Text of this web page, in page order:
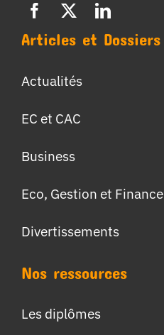
Articles et Dossiers
Actualités
EC et CAC
Business
Eco, Gestion et Finance
Divertissements
Nos ressources
Les diplômes